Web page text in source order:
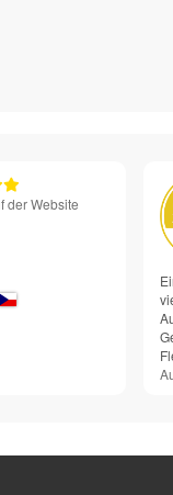
der Website